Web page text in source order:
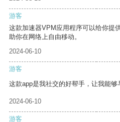
游客
这款加速器VPM应用程序可以给你提
助你在网络上自由移动。
2024-06-10
游客
这款app是我社交的好帮手，让我能够
2024-06-10
游客